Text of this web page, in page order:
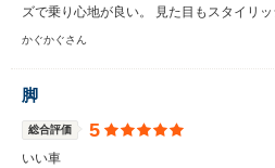
ズで乗り心地が良い。 見た目もスタイリッ
かぐかぐさん
脚
総合評価 5
いい車